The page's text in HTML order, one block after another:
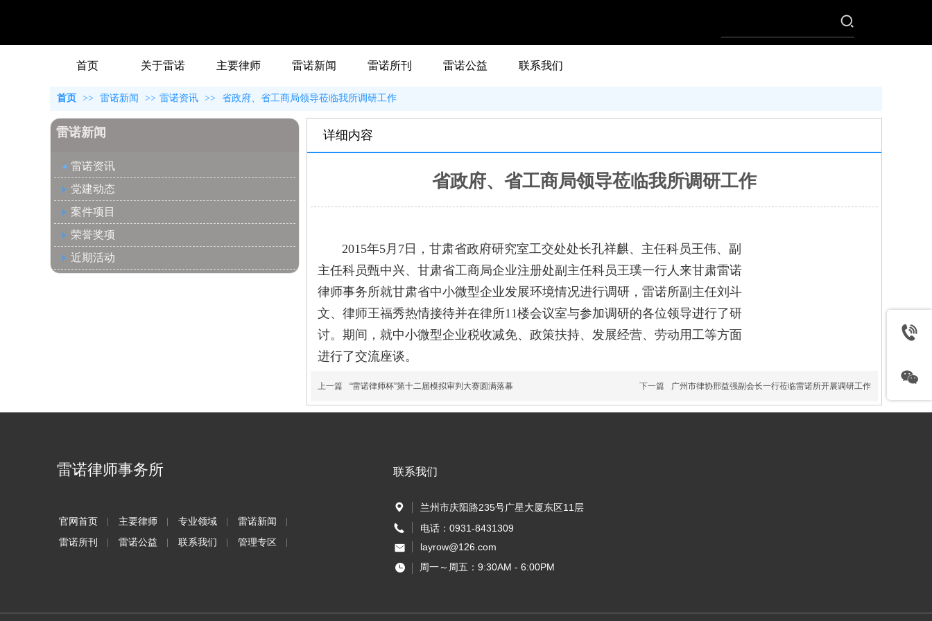
首页 关于雷诺 主要律师 雷诺新闻 雷诺所刊 雷诺公益 联系我们
首页 >> 雷诺新闻 >> 雷诺资讯 >> 省政府、省工商局领导莅临我所调研工作
雷诺新闻
雷诺资讯
党建动态
案件项目
荣誉奖项
近期活动
详细内容
省政府、省工商局领导莅临我所调研工作
2015年5月7日，甘肃省政府研究室工交处处长孔祥麒、主任科员王伟、副
主任科员甄中兴、甘肃省工商局企业注册处副主任科员王璞一行人来甘肃雷诺
律师事务所就甘肃省中小微型企业发展环境情况进行调研，雷诺所副主任刘斗
文、律师王福秀热情接待并在律所11楼会议室与参加调研的各位领导进行了研
讨。期间，就中小微型企业税收减免、政策扶持、发展经营、劳动用工等方面
进行了交流座谈。
上一篇 “雷诺律师杯”第十二届模拟审判大赛圆满落幕 下一篇 广州市律协邢益强副会长一行莅临雷诺所开展调研工作
官网首页 主要律师 专业领域
雷诺新闻
雷诺所刊
雷诺公益 联系我们 管理专区
雷诺律师事务所 联系我们
兰州市庆阳路235号广星大厦东区11层
电话：0931-8431309
layrow@126.com
周一～周五：9:30AM - 6:00PM